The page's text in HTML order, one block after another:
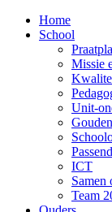
Home
School
Missie
Unit-
ICT
Samen
Team